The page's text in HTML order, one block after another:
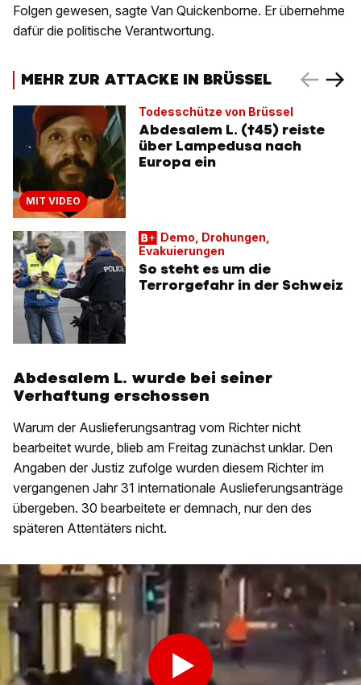
Folgen gewesen, sagte Van Quickenborne. Er übernehme
dafür die politische Verantwortung.
MEHR ZUR ATTACKE IN BRÜSSEL
MIT VIDEO
Todesschütze von Brüssel
Abdesalem L. (†45) reiste
über Lampedusa nach
Europa ein
Demo, Drohungen,
Evakuierungen
So steht es um die
Terrorgefahr in der Schweiz
Abdesalem L. wurde bei seiner
Verhaftung erschossen
Warum der Auslieferungsantrag vom Richter nicht
bearbeitet wurde, blieb am Freitag zunächst unklar. Den
Angaben der Justiz zufolge wurden diesem Richter im
vergangenen Jahr 31 internationale Auslieferungsanträge
übergeben. 30 bearbeitete er demnach, nur den des
späteren Attentäters nicht.